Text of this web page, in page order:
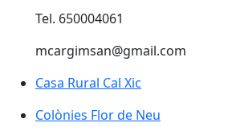
Tel. 650004061
mcargimsan@gmail.com
Casa Rural Cal Xic
Casa Rural Cal Xic
Colònies Flor de Neu
Colònies Flor de Neu